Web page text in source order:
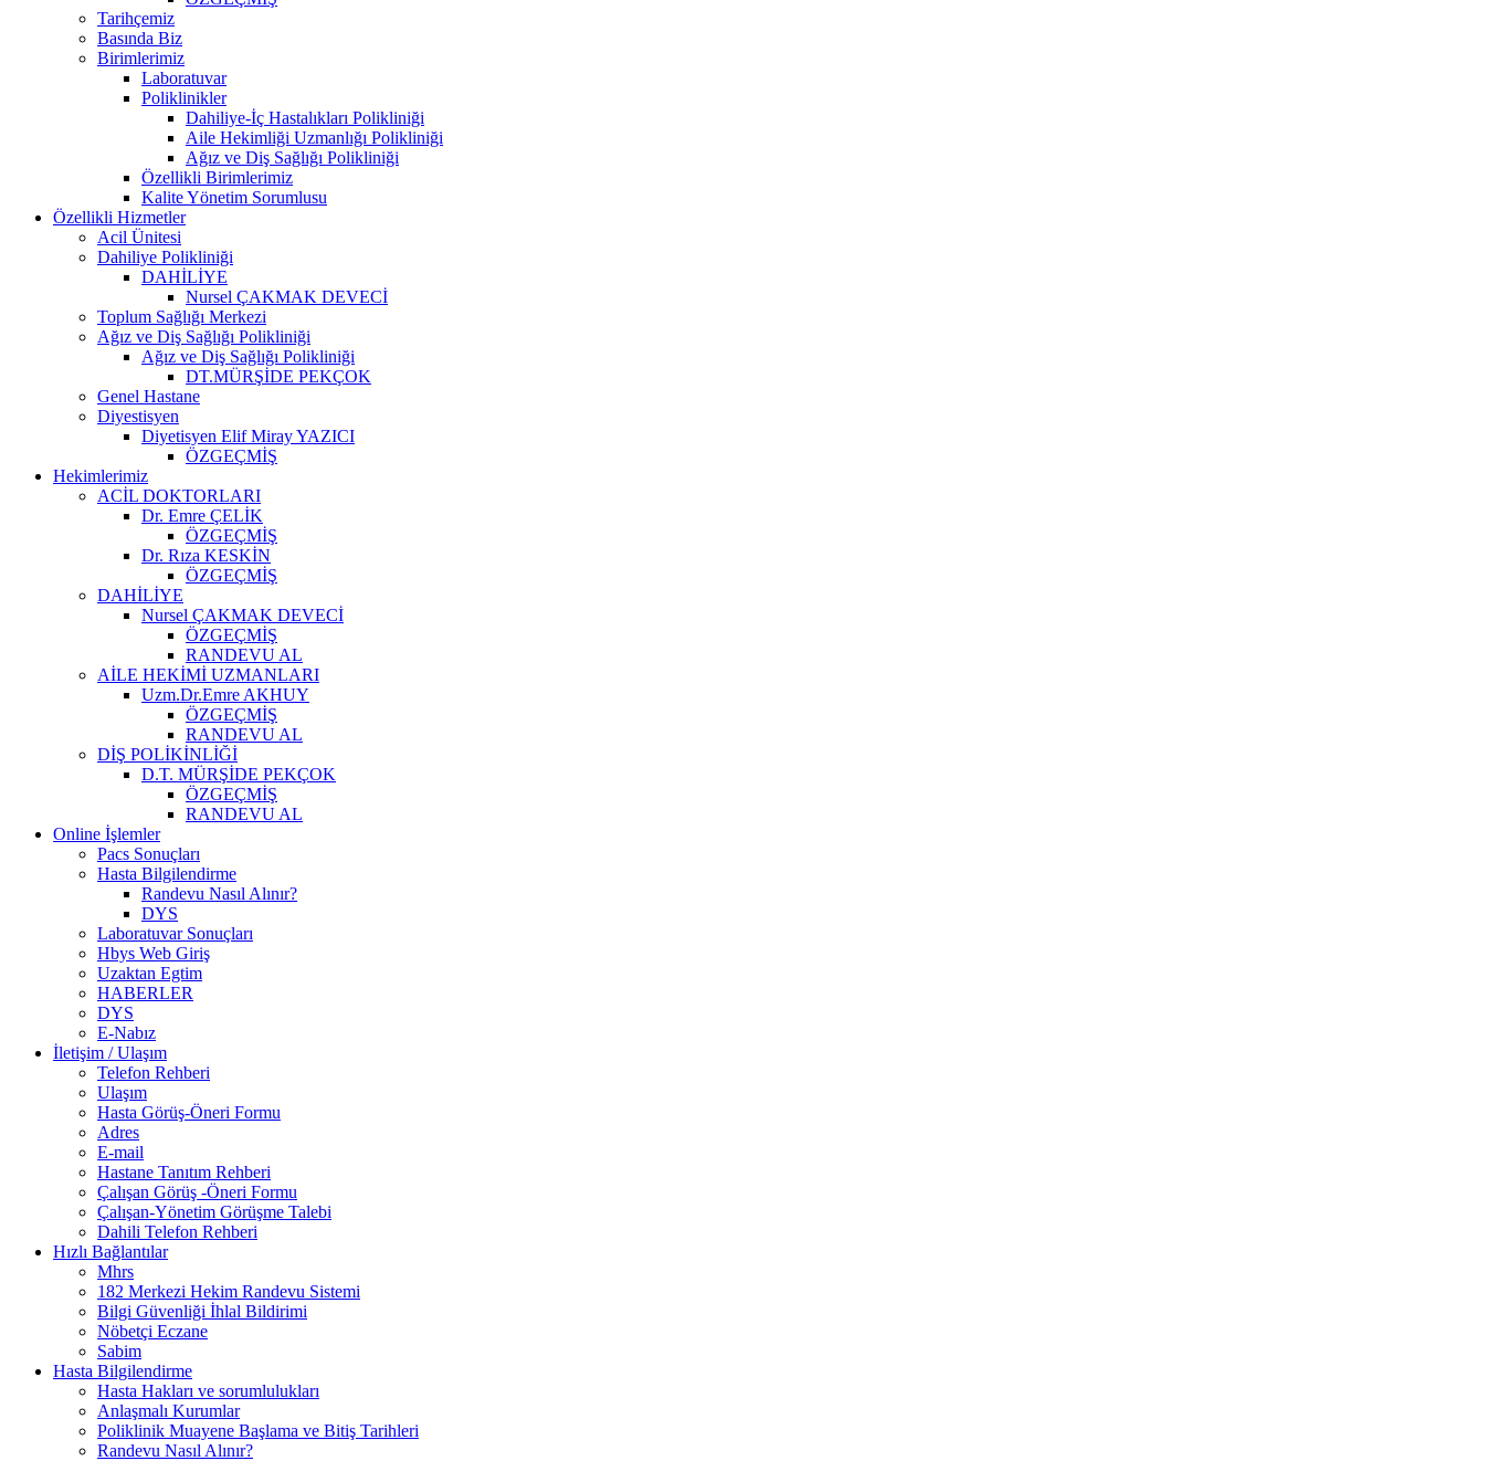
Tarihçemiz
Basında Biz
Birimlerimiz
Laboratuvar
Poliklinikler
Dahiliye-İç Hastalıkları Polikliniği
Aile Hekimliği Uzmanlığı Polikliniği
Ağız ve Diş Sağlığı Polikliniği
Özellikli Birimlerimiz
Kalite Yönetim Sorumlusu
Özellikli Hizmetler
Acil Ünitesi
Dahiliye Polikliniği
DAHİLİYE
Nursel ÇAKMAK DEVECİ
Toplum Sağlığı Merkezi
Ağız ve Diş Sağlığı Polikliniği
Ağız ve Diş Sağlığı Polikliniği
DT.MÜRŞİDE PEKÇOK
Genel Hastane
Diyestisyen
Diyetisyen Elif Miray YAZICI
ÖZGEÇMİŞ
Hekimlerimiz
ACİL DOKTORLARI
Dr. Emre ÇELİK
ÖZGEÇMİŞ
Dr. Rıza KESKİN
ÖZGEÇMİŞ
DAHİLİYE
Nursel ÇAKMAK DEVECİ
ÖZGEÇMİŞ
RANDEVU AL
AİLE HEKİMİ UZMANLARI
Uzm.Dr.Emre AKHUY
ÖZGEÇMİŞ
RANDEVU AL
DİŞ POLİKİNLİĞİ
D.T. MÜRŞİDE PEKÇOK
ÖZGEÇMİŞ
RANDEVU AL
Online İşlemler
Pacs Sonuçları
Hasta Bilgilendirme
Randevu Nasıl Alınır?
DYS
Laboratuvar Sonuçları
Hbys Web Giriş
Uzaktan Egtim
HABERLER
DYS
E-Nabız
İletişim / Ulaşım
Telefon Rehberi
Ulaşım
Hasta Görüş-Öneri Formu
Adres
E-mail
Hastane Tanıtım Rehberi
Çalışan Görüş -Öneri Formu
Çalışan-Yönetim Görüşme Talebi
Dahili Telefon Rehberi
Hızlı Bağlantılar
Mhrs
182 Merkezi Hekim Randevu Sistemi
Bilgi Güvenliği İhlal Bildirimi
Nöbetçi Eczane
Sabim
Hasta Bilgilendirme
Hasta Hakları ve sorumlulukları
Anlaşmalı Kurumlar
Poliklinik Muayene Başlama ve Bitiş Tarihleri
Randevu Nasıl Alınır?